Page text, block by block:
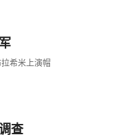
希米上演帽
查